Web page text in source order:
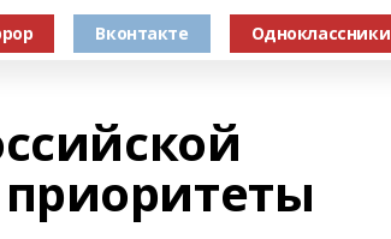
Вконтакте Одноклассники